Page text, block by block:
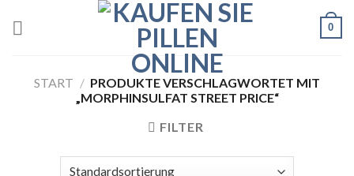
0
START / PRODUKTE VERSCHLAGWORTET MIT
„MORPHINSULFAT STREET PRICE“
FILTER